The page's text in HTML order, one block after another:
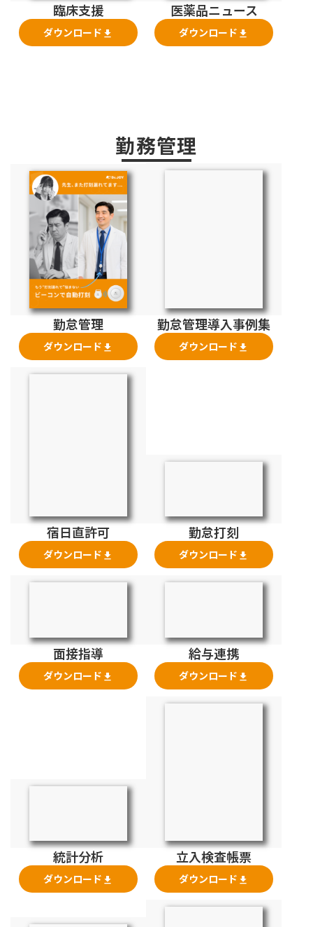
臨床支援
ダウンロード file_download
医薬品ニュース
ダウンロード file_download
勤務管理
勤怠管理
ダウンロード file_download
勤怠管理導入事例集
ダウンロード file_download
宿日直許可
ダウンロード file_download
勤怠打刻
ダウンロード file_download
面接指導
ダウンロード file_download
給与連携
ダウンロード file_download
統計分析
ダウンロード file_download
立入検査帳票
ダウンロード file_download